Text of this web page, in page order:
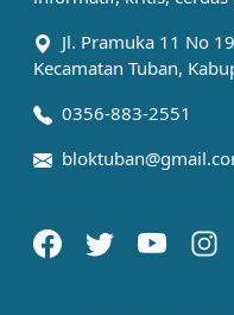
Jl. Pramuka 11 No
Kecamatan Tuban,
0356-883-2551